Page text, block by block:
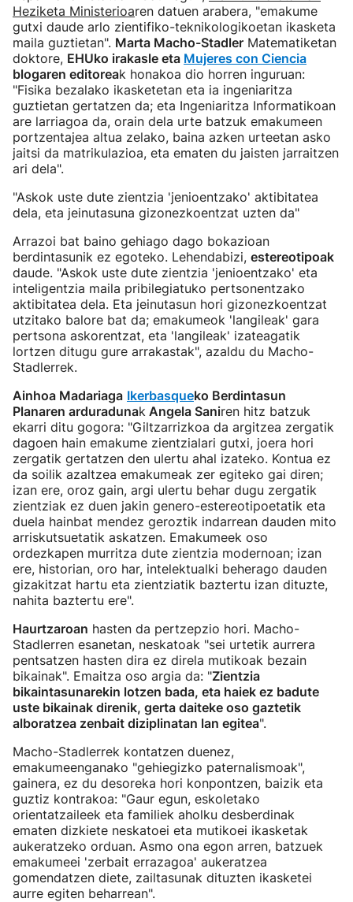
Heziketa Ministerioaren datuen arabera, "emakume
gutxi daude arlo zientifiko-teknikologikoetan ikasketa
maila guztietan". Marta Macho-Stadler Matematiketan
doktore, EHUko irakasle eta Mujeres con Ciencia
blogaren editoreak honakoa dio horren inguruan:
"Fisika bezalako ikasketetan eta ia ingeniaritza
guztietan gertatzen da; eta Ingeniaritza Informatikoan
are larriagoa da, orain dela urte batzuk emakumeen
portzentajea altua zelako, baina azken urteetan asko
jaitsi da matrikulazioa, eta ematen du jaisten jarraitzen
ari dela".
"Askok uste dute zientzia 'jenioentzako' aktibitatea
dela, eta jeinutasuna gizonezkoentzat uzten da"
Arrazoi bat baino gehiago dago bokazioan
berdintasunik ez egoteko. Lehendabizi, estereotipoak
daude. "Askok uste dute zientzia 'jenioentzako' eta
inteligentzia maila pribilegiatuko pertsonentzako
aktibitatea dela. Eta jeinutasun hori gizonezkoentzat
utzitako balore bat da; emakumeok 'langileak' gara
pertsona askorentzat, eta 'langileak' izateagatik
lortzen ditugu gure arrakastak", azaldu du Macho-
Stadlerrek.
Ainhoa Madariaga Ikerbasqueko Berdintasun
Planaren arduradunak Angela Saniren hitz batzuk
ekarri ditu gogora: "Giltzarrizkoa da argitzea zergatik
dagoen hain emakume zientzialari gutxi, joera hori
zergatik gertatzen den ulertu ahal izateko. Kontua ez
da soilik azaltzea emakumeak zer egiteko gai diren;
izan ere, oroz gain, argi ulertu behar dugu zergatik
zientziak ez duen jakin genero-estereotipoetatik eta
duela hainbat mendez geroztik indarrean dauden mito
arriskutsuetatik askatzen. Emakumeek oso
ordezkapen murritza dute zientzia modernoan; izan
ere, historian, oro har, intelektualki beherago dauden
gizakitzat hartu eta zientziatik baztertu izan dituzte,
nahita baztertu ere".
Haurtzaroan hasten da pertzepzio hori. Macho-
Stadlerren esanetan, neskatoak "sei urtetik aurrera
pentsatzen hasten dira ez direla mutikoak bezain
bikainak". Emaitza oso argia da: "Zientzia
bikaintasunarekin lotzen bada, eta haiek ez badute
uste bikainak direnik, gerta daiteke oso gaztetik
alboratzea zenbait diziplinatan lan egitea".
Macho-Stadlerrek kontatzen duenez,
emakumeenganako "gehiegizko paternalismoak",
gainera, ez du desoreka hori konpontzen, baizik eta
guztiz kontrakoa: "Gaur egun, eskoletako
orientatzaileek eta familiek aholku desberdinak
ematen dizkiete neskatoei eta mutikoei ikasketak
aukeratzeko orduan. Asmo ona egon arren, batzuek
emakumeei 'zerbait errazagoa' aukeratzea
gomendatzen diete, zailtasunak dituzten ikasketei
aurre egiten beharrean".